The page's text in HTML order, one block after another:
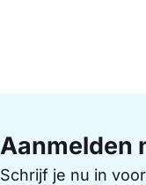
Aanmelden
Schrijf je nu in